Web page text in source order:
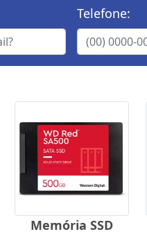
Telefone:
Memória SSD